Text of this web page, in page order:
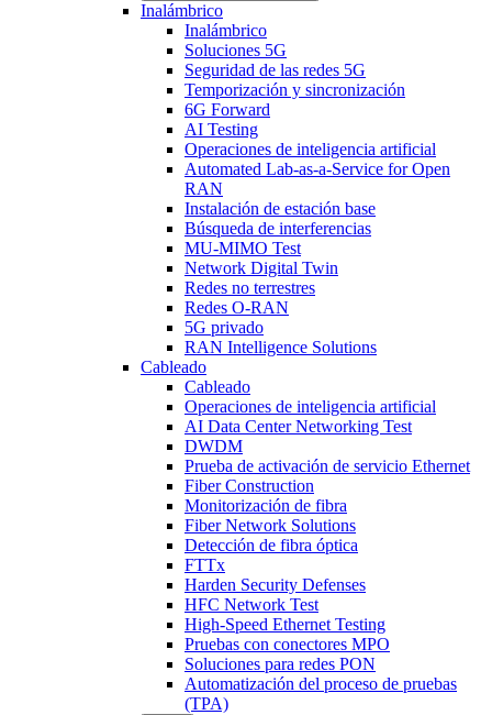
Inalámbrico
Inalámbrico
Soluciones 5G
Seguridad de las redes 5G
Temporización y sincronización
6G Forward
AI Testing
Operaciones de inteligencia artificial
Automated Lab-as-a-Service for Open
RAN
Instalación de estación base
Búsqueda de interferencias
MU-MIMO Test
Network Digital Twin
Redes no terrestres
Redes O-RAN
5G privado
RAN Intelligence Solutions
Cableado
Cableado
Operaciones de inteligencia artificial
AI Data Center Networking Test
DWDM
Prueba de activación de servicio Ethernet
Fiber Construction
Monitorización de fibra
Fiber Network Solutions
Detección de fibra óptica
FTTx
Harden Security Defenses
HFC Network Test
High-Speed Ethernet Testing
Pruebas con conectores MPO
Soluciones para redes PON
Automatización del proceso de pruebas
(TPA)